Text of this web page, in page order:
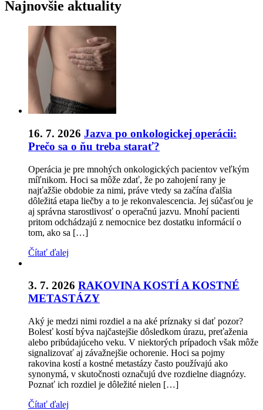
Najnovšie aktuality
16. 7. 2026 Jazva po onkologickej operácii:
Prečo sa o ňu treba starať?
Operácia je pre mnohých onkologických pacientov veľkým
míľnikom. Hoci sa môže zdať, že po zahojení rany je
najťažšie obdobie za nimi, práve vtedy sa začína ďalšia
dôležitá etapa liečby a to je rekonvalescencia. Jej súčasťou je
aj správna starostlivosť o operačnú jazvu. Mnohí pacienti
pritom odchádzajú z nemocnice bez dostatku informácií o
tom, ako sa […]
Čítať ďalej
3. 7. 2026 RAKOVINA KOSTÍ A KOSTNÉ
METASTÁZY
Aký je medzi nimi rozdiel a na aké príznaky si dať pozor?
Bolesť kostí býva najčastejšie dôsledkom úrazu, preťaženia
alebo pribúdajúceho veku. V niektorých prípadoch však môže
signalizovať aj závažnejšie ochorenie. Hoci sa pojmy
rakovina kostí a kostné metastázy často používajú ako
synonymá, v skutočnosti označujú dve rozdielne diagnózy.
Poznať ich rozdiel je dôležité nielen […]
Čítať ďalej